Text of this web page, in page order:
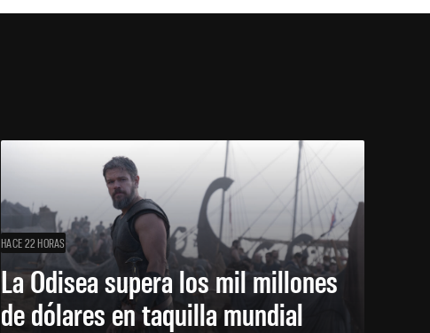
HACE 22 HORAS
La Odisea supera los mil millones
de dólares en taquilla mundial